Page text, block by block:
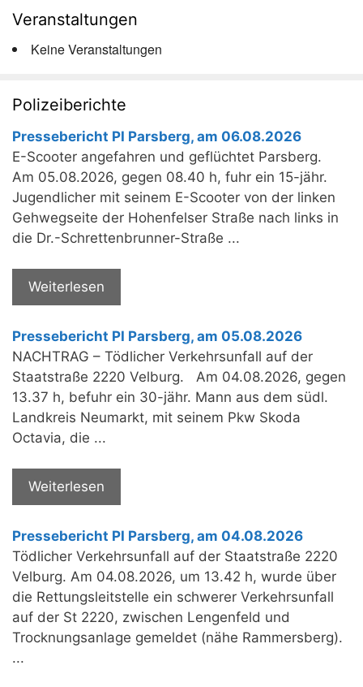
Veranstaltungen
Keine Veranstaltungen
Polizeiberichte
Pressebericht PI Parsberg, am 06.08.2026
E-Scooter angefahren und geflüchtet Parsberg.
Am 05.08.2026, gegen 08.40 h, fuhr ein 15-jähr.
Jugendlicher mit seinem E-Scooter von der linken
Gehwegseite der Hohenfelser Straße nach links in
die Dr.-Schrettenbrunner-Straße ...
Weiterlesen
Pressebericht PI Parsberg, am 05.08.2026
NACHTRAG – Tödlicher Verkehrsunfall auf der
Staatstraße 2220 Velburg. Am 04.08.2026, gegen
13.37 h, befuhr ein 30-jähr. Mann aus dem südl.
Landkreis Neumarkt, mit seinem Pkw Skoda
Octavia, die ...
Weiterlesen
Pressebericht PI Parsberg, am 04.08.2026
Tödlicher Verkehrsunfall auf der Staatstraße 2220
Velburg. Am 04.08.2026, um 13.42 h, wurde über
die Rettungsleitstelle ein schwerer Verkehrsunfall
auf der St 2220, zwischen Lengenfeld und
Trocknungsanlage gemeldet (nähe Rammersberg).
...